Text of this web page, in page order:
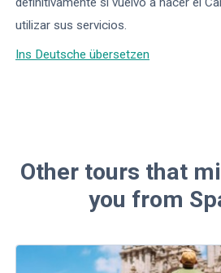
utilizar sus servicios.
Ins Deutsche übersetzen
Other tours that
you from